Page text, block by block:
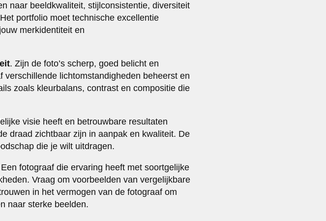
naar beeldkwaliteit, stijlconsistentie, diversiteit
portfolio moet technische excellentie
merkidentiteit en
. Zijn de foto’s scherp, goed belicht en
lichtomstandigheden beheerst en
zoals kleurbalans, contrast en compositie die
visie heeft en betrouwbare resultaten
draad zichtbaar zijn in aanpak en kwaliteit. De
die je wilt uitdragen.
fotograaf die ervaring heeft met soortgelijke
Vraag om voorbeelden van vergelijkbare
in het vermogen van de fotograaf om
naar sterke beelden.